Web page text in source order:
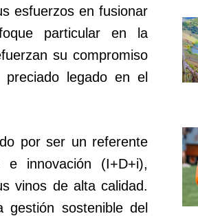
esfuerzos en fusionar
particular en la
su compromiso
legado en el
por ser un referente
innovación (I+D+i),
vinos de alta calidad.
sostenible del